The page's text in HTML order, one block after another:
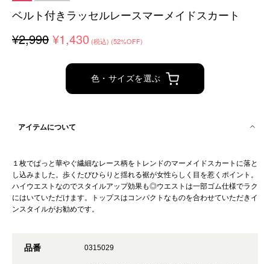
ベルト付きラッセルレースマーメイドスカート
¥2,990 ¥1,430 (税込) (52%OFF)
色・サイズを選ぶ
アイテムについて
１枚でぱっと華やぐ繊細なレース柄をトレンドのマーメイドスカートに落と
し込みました。歩くたびひらりと揺れる裾が女性らしく目を惹くポイント。
ハイウエストなのでスタイルアップ効果も◎ウエストは一部ゴム仕様でラク
にはいていただけます。トップスはコンパクトなものを合わせていただきイ
ンスタイルがお勧めです。
品番 0315029